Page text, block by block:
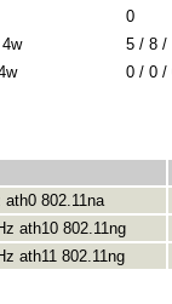
0
5 / 8 /
0 / 0 /
ath0 802.11na
ath10 802.11ng
ath11 802.11ng